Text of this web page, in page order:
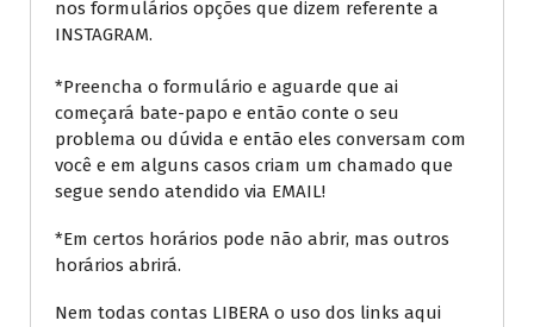
nos formulários opções que dizem referente a
INSTAGRAM.
*Preencha o formulário e aguarde que ai
começará bate-papo e então conte o seu
problema ou dúvida e então eles conversam com
você e em alguns casos criam um chamado que
segue sendo atendido via EMAIL!
*Em certos horários pode não abrir, mas outros
horários abrirá.
Nem todas contas LIBERA o uso dos links aqui